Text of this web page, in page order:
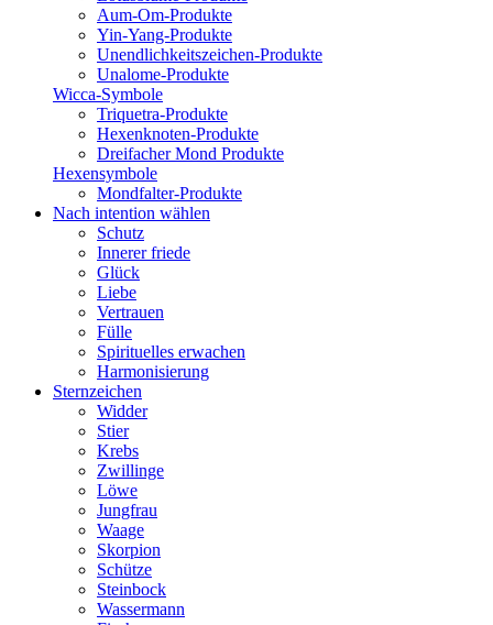
Aum-Om-Produkte
Yin-Yang-Produkte
Unendlichkeitszeichen-Produkte
Unalome-Produkte
Wicca-Symbole
Triquetra-Produkte
Hexenknoten-Produkte
Dreifacher Mond Produkte
Hexensymbole
Mondfalter-Produkte
Nach intention wählen
Schutz
Innerer friede
Glück
Liebe
Vertrauen
Fülle
Spirituelles erwachen
Harmonisierung
Sternzeichen
Widder
Stier
Krebs
Zwillinge
Löwe
Jungfrau
Waage
Skorpion
Schütze
Steinbock
Wassermann